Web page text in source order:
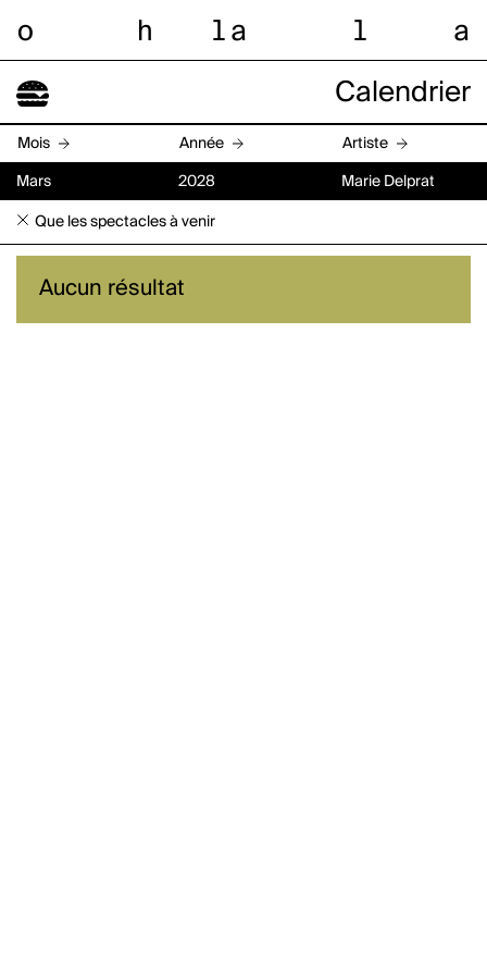
o h l a l a
Calendrier
Mois Année Artiste
Mars 2028 Marie Delprat
Que les spectacles à venir
Aucun résultat